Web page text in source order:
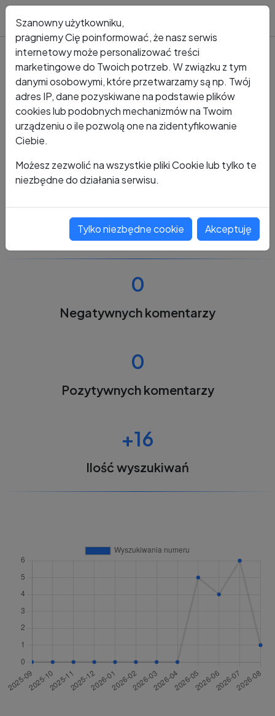
Kto dzwonił? Numer +48 785 857 405
+48 785 857 405
0
Negatywnych komentarzy
0
Pozytywnych komentarzy
+16
Ilość wyszukiwań
Szanowny użytkowniku,
pragniemy Cię poinformować, że nasz serwis
internetowy może personalizować treści
marketingowe do Twoich potrzeb. W związku z tym
danymi osobowymi, które przetwarzamy są np. Twój
adres IP, dane pozyskiwane na podstawie plików
cookies lub podobnych mechanizmów na Twoim
urządzeniu o ile pozwolą one na zidentyfikowanie
Ciebie.
Możesz zezwolić na wszystkie pliki Cookie lub tylko te
niezbędne do działania serwisu.
Tylko niezbędne cookie Akceptuję